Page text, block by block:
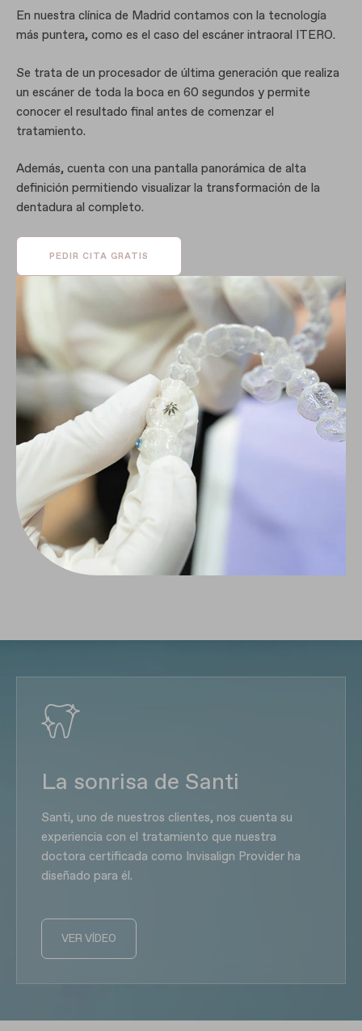
En nuestra clínica de Madrid contamos con la tecnología
más puntera, como es el caso del escáner intraoral ITERO.
Se trata de un procesador de última generación que realiza
un escáner de toda la boca en 60 segundos y permite
conocer el resultado final antes de comenzar el
tratamiento.
Además, cuenta con una pantalla panorámica de alta
definición permitiendo visualizar la transformación de la
dentadura al completo.
PEDIR CITA GRATIS
La sonrisa de Santi
Santi, uno de nuestros clientes, nos cuenta su
experiencia con el tratamiento que nuestra
doctora certificada como Invisalign Provider ha
diseñado para él.
VER VÍDEO